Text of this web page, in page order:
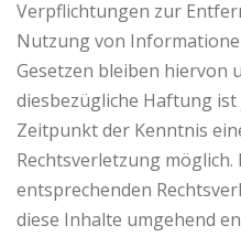
Verpflichtungen zur
Nutzung von
Gesetzen bleiben hiervon
diesbezügliche Haftung ist
Zeitpunkt der Kenntnis
Rechtsverletzung
entsprechenden
diese Inhalte umgehend